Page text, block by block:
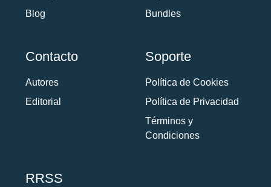
Blog
Bundles
Contacto
Autores
Editorial
Soporte
Política de Cookies
Política de Privacidad
Términos y
Condiciones
RRSS